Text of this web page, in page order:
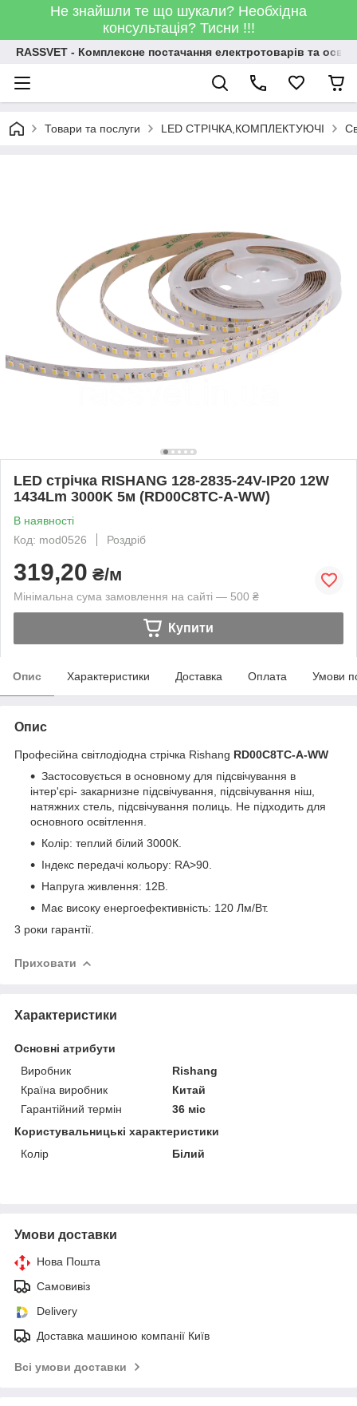
Не знайшли те що шукали? Необхідна
консультація? Тисни !!!
RASSVET - Комплексне постачання електротоварів та
Товари та послуги LED СТРІЧКА,КОМПЛЕКТУЮЧІ
LED стрічка RISHANG 128-2835-24V-IP20 12W
1434Lm 3000K 5м (RD00C8TC-A-WW)
В наявності
Код: mod0526
Роздріб
319,20 ₴/м
Мінімальна сума замовлення на сайті — 500 ₴
Купити
Опис Характеристики Доставка Оплата Умови
Опис
Професійна світлодіодна стрічка Rishang RD00C8TC-A-WW
Застосовується в основному для підсвічування в
інтер'єрі- закарнизне підсвічування, підсвічування ніш,
натяжних стель, підсвічування полиць. Не підходить для
основного освітлення.
Колір: теплий білий 3000К.
Індекс передачі кольору: RA>90.
Напруга живлення: 12В.
Має високу енергоефективність: 120 Лм/Вт.
3 роки гарантії.
Приховати
Характеристики
Основні атрибути
Виробник
Rishang
Країна виробник
Китай
Гарантійний термін
36 міс
Користувальницькі характеристики
Колір
Білий
Умови доставки
Нова Пошта
Самовивіз
Delivery
Доставка машиною компанії Київ
Всі умови доставки